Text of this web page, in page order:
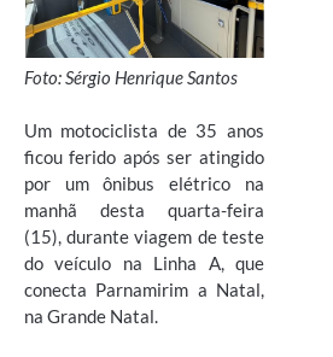
Foto: Sérgio Henrique Santos
Um motociclista de 35 anos
ficou ferido após ser atingido
por um ônibus elétrico na
manhã desta quarta-feira
(15), durante viagem de teste
do veículo na Linha A, que
conecta Parnamirim a Natal,
na Grande Natal.